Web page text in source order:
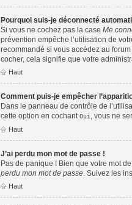
Pourquoi suis-je déconnecté
Si vous ne cochez pas la case Me
prévention empêche l’utilisation de
recommandé si vous accédez au
cocher, cela signifie que votre
Haut
Comment puis-je empêcher
Dans le panneau de contrôle de
cette option en cochant Oui , vous ne
Haut
J’ai perdu mon mot de passe !
Pas de panique ! Bien que votre mot
perdu mon mot de passe . Suivez les
Haut